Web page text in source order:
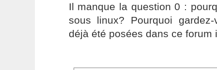
Il manque la question 0 :
sous linux? Pourquoi
déjà été posées dans ce forum